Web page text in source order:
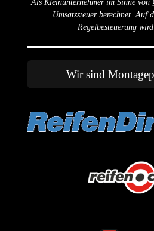
Als Kleinunternehmer im Sinne von
Umsatzsteuer berechnet. Auf
Regelbesteuerung
Wir sind